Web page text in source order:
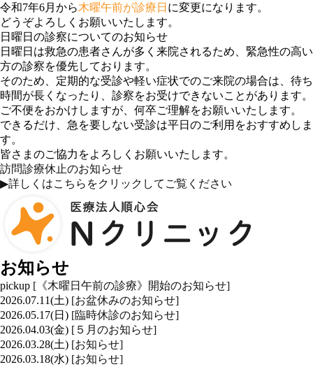
令和7年6月から木曜午前が診療日 に変更になります。
どうぞよろしくお願いいたします。
日曜日の診察についてのお知らせ
日曜日は救急の患者さんが多く来院されるため、緊急性の高い
方の診察を優先しております。
そのため、定期的な受診や軽い症状でのご来院の場合は、待ち
時間が長くなったり、診察をお受けできないことがあります。
ご不便をおかけしますが、何卒ご理解をお願いいたします。
できるだけ、急を要しない受診は平日のご利用をおすすめしま
す。
皆さまのご協力をよろしくお願いいたします。
訪問診療休止のお知らせ
▶詳しくはこちらをクリックしてご覧ください
お知らせ
pickup [《木曜日午前の診療》開始のお知らせ]
2026.07.11(土) [お盆休みのお知らせ]
2026.05.17(日) [臨時休診のお知らせ]
2026.04.03(金) [５月のお知らせ]
2026.03.28(土) [お知らせ]
2026.03.18(水) [お知らせ]